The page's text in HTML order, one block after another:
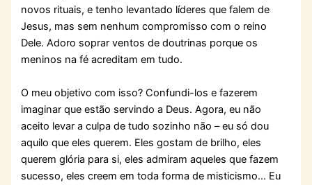
novos rituais, e tenho levantado líderes que falem de
Jesus, mas sem nenhum compromisso com o reino
Dele. Adoro soprar ventos de doutrinas porque os
meninos na fé acreditam em tudo.
O meu objetivo com isso? Confundi-los e fazerem
imaginar que estão servindo a Deus. Agora, eu não
aceito levar a culpa de tudo sozinho não – eu só dou
aquilo que eles querem. Eles gostam de brilho, eles
querem glória para si, eles admiram aqueles que fazem
sucesso, eles creem em toda forma de misticismo… Eu